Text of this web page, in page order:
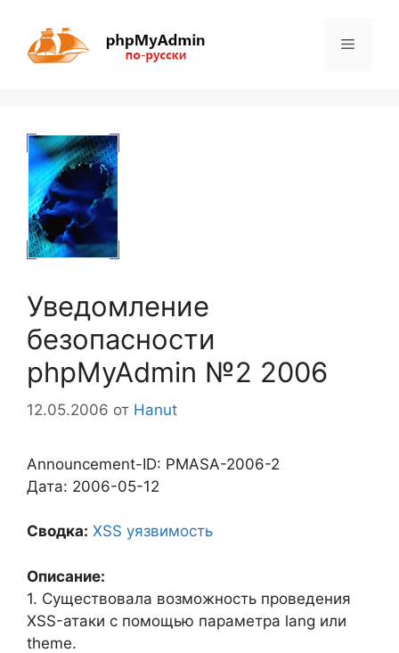
содержимому
Меню
Уведомление
безопасности
phpMyAdmin №2 2006
12.05.2006 от Hanut
Announcement-ID: PMASA-2006-2
Дата: 2006-05-12
Сводка: XSS уязвимость
Описание:
1. Существовала возможность проведения
XSS-атаки с помощью параметра lang или
theme.